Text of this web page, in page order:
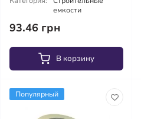
емкости
93.46 грн
В корзину
Популярный